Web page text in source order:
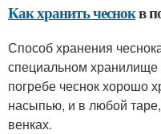
Как хранить чеснокв
Способ хранения
специальном
погребе чеснок хорошо
насыпью, и в любой
венках.